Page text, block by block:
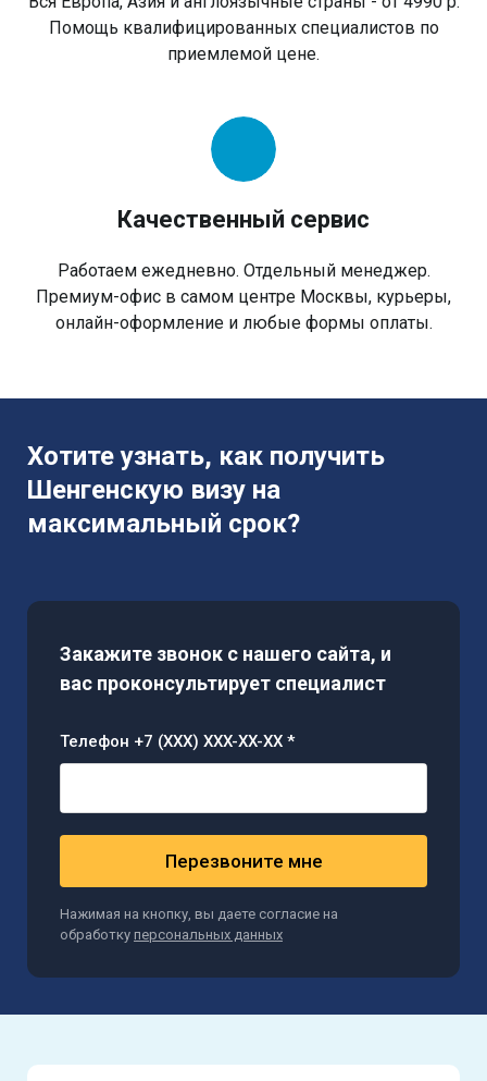
Помощь квалифицированных специалистов по
приемлемой цене.
Качественный сервис
Работаем ежедневно. Отдельный менеджер.
Премиум-офис в самом центре Москвы, курьеры,
онлайн-оформление и любые формы оплаты.
Хотите узнать, как получить
Шенгенскую визу на
максимальный срок?
Закажите звонок с нашего сайта, и
вас проконсультирует специалист
Телефон +7 (XXX) XXX-XX-XX *
Перезвоните мне
Нажимая на кнопку, вы даете согласие на
обработку персональных данных